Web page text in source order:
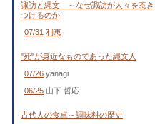
諏訪と縄文 ～なぜ諏訪が人々を惹き
つけるのか
07/31 利恵
"死"が身近なものであった縄文人
07/26 yanagi
06/25 山下 哲応
古代人の食卓～調味料の歴史